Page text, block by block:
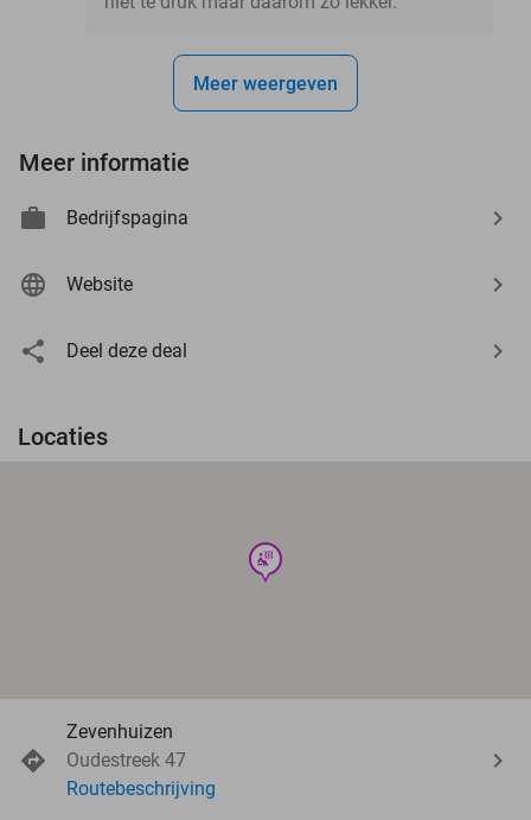
Meer weergeven
Meer informatie
Bedrijfspagina
Website
Deel deze deal
Locaties
wellness
Zevenhuizen
Oudestreek 47
Routebeschrijving